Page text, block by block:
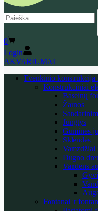
No
results
Shopping
cart
0
Login
AKVARIUMAI
Tvenkinio konstrukcija
Konstrukciniai
Baseinų
Žarnos
Jungtys
Guminės
Sklendės
Vamzdžiai
Dugno
Vandens
Gyvi
Fontanai ir